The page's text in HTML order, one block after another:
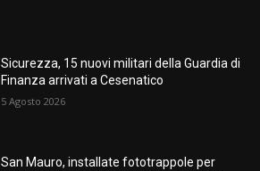
Sicurezza, 15 nuovi militari della Guardia di
Finanza arrivati a Cesenatico
5 Agosto 2026
San Mauro, installate fototrappole per